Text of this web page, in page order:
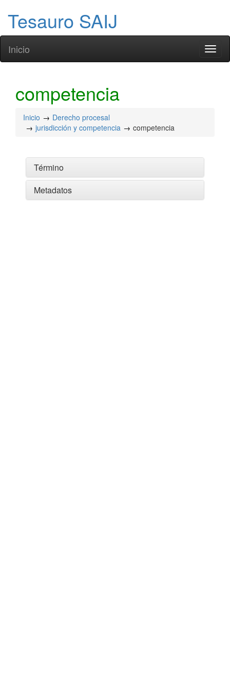
Tesauro SAIJ
Inicio
competencia
Inicio
Derecho procesal
jurisdicción y competencia
competencia
Término
Metadatos